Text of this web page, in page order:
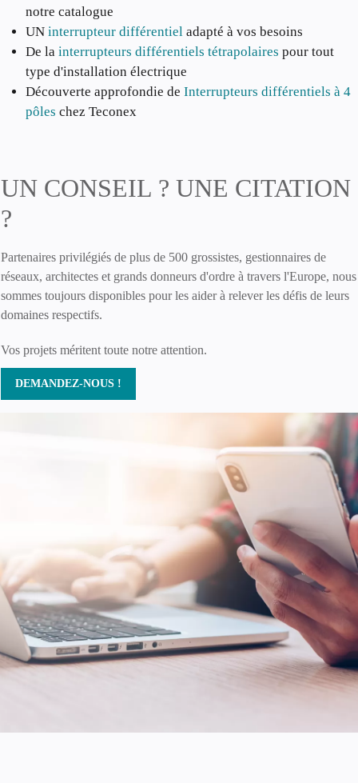
notre catalogue
UN interrupteur différentiel adapté à vos besoins
De la interrupteurs différentiels tétrapolaires pour tout
type d'installation électrique
Découverte approfondie de Interrupteurs différentiels à 4
pôles chez Teconex
UN CONSEIL ? UNE CITATION
?
Partenaires privilégiés de plus de 500 grossistes, gestionnaires de
réseaux, architectes et grands donneurs d'ordre à travers l'Europe, nous
sommes toujours disponibles pour les aider à relever les défis de leurs
domaines respectifs.
Vos projets méritent toute notre attention.
DEMANDEZ-NOUS !